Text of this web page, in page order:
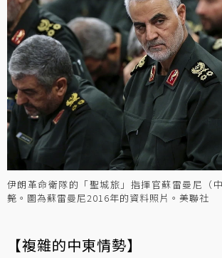
伊朗革命衛隊的「聖城旅」指揮官蘇雷曼尼（
斃。圖為蘇雷曼尼2016年的資料照片。美聯社
【複雜的中東情勢】